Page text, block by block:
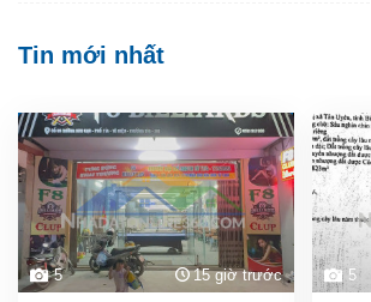
Tin mới nhất
5 15 giờ trước 5